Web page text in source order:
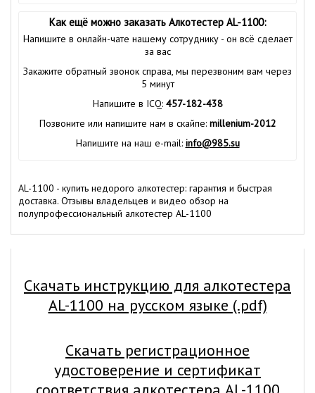
Как ещё можно заказать Алкотестер AL-1100:
Напишите в онлайн-чате нашему сотруднику - он всё сделает
за вас
Закажите обратный звонок справа, мы перезвоним вам через
5 минут
Напишите в ICQ: 457-182-438
Позвоните или напишите нам в скайпе: millenium-2012
Напишите на наш e-mail: info@985.su
AL-1100 - купить недорого алкотестер: гарантия и быстрая
доставка. Отзывы владельцев и видео обзор на
полупрофессиональный алкотестер AL-1100
Скачать инструкцию для алкотестера
AL-1100 на русском языке (.pdf)
Скачать регистрационное
удостоверение и сертификат